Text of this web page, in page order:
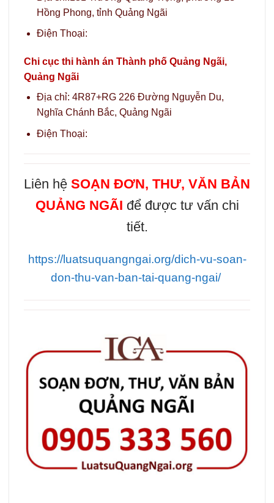
Hồng Phong, tỉnh Quảng Ngãi
Điện Thoại:
Chi cục thi hành án Thành phố Quảng Ngãi,
Quảng Ngãi
Địa chỉ: 4R87+RG 226 Đường Nguyễn Du,
Nghĩa Chánh Bắc, Quảng Ngãi
Điện Thoại:
Liên hệ SOẠN ĐƠN, THƯ, VĂN BẢN
QUẢNG NGÃI để được tư vấn chi
tiết.
https://luatsuquangngai.org/dich-vu-soan-
don-thu-van-ban-tai-quang-ngai/